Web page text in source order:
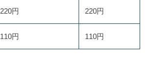
220円 220円
110円 110円